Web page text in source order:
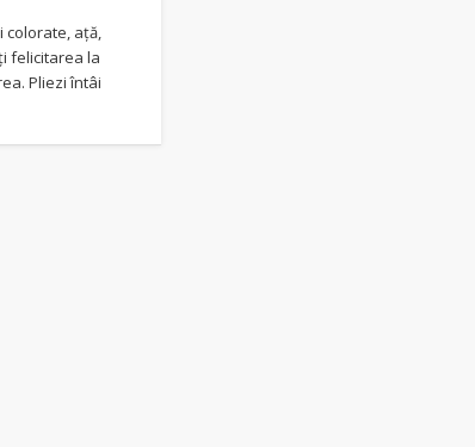
colorate, ață,
felicitarea la
Pliezi întâi